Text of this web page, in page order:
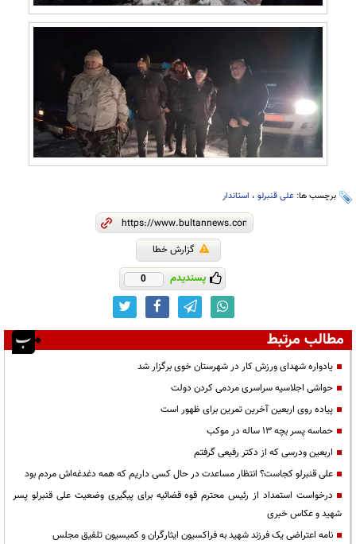
برچسب ها: علی قنبرلو ، استاندار
گزارش خطا
پسندیدم 0
مطالب مرتبط
یادواره شهدای ورزش کار در شهرستان خوی برگزار شد
حواشی اجلاسیه سراسری مردمی کردن دولت
پیاده روی اربعین آخرین تمرین برای ظهور است
حماسه پسر بچه ۱۳ ساله در موکب
اربعین ودرسی که از دکتر رفیعی گرفتم
علی قنبرلو کجاست؟ انتظار مساعدت در حال کسی داریم که همه دغدغه‌اش مردم بود
درخواست استمداد از رئیس محترم قوه قضائیه برای پیگیری وضعیت علی قنبرلو پسر
شهید و عکاس خبری
نامه اعتراضی یک فرزند شهید به فراکسیون ایثارگران و کمیسیون تلفیق مجلس